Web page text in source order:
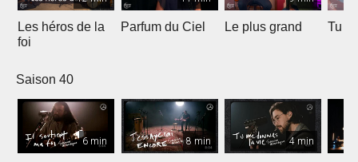
Les héros de la
foi
Parfum du Ciel Le plus grand Tu
Saison 40
6 min 8 min 4 min